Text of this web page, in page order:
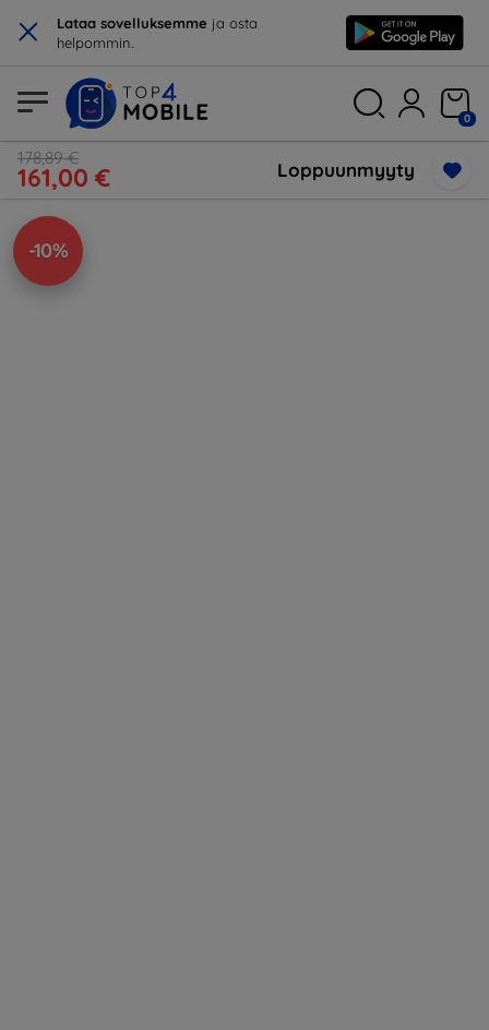
× Lataa sovelluksemme ja osta
helpommin.
0
178,89 €
161,00 € Loppuunmyyty
-10%